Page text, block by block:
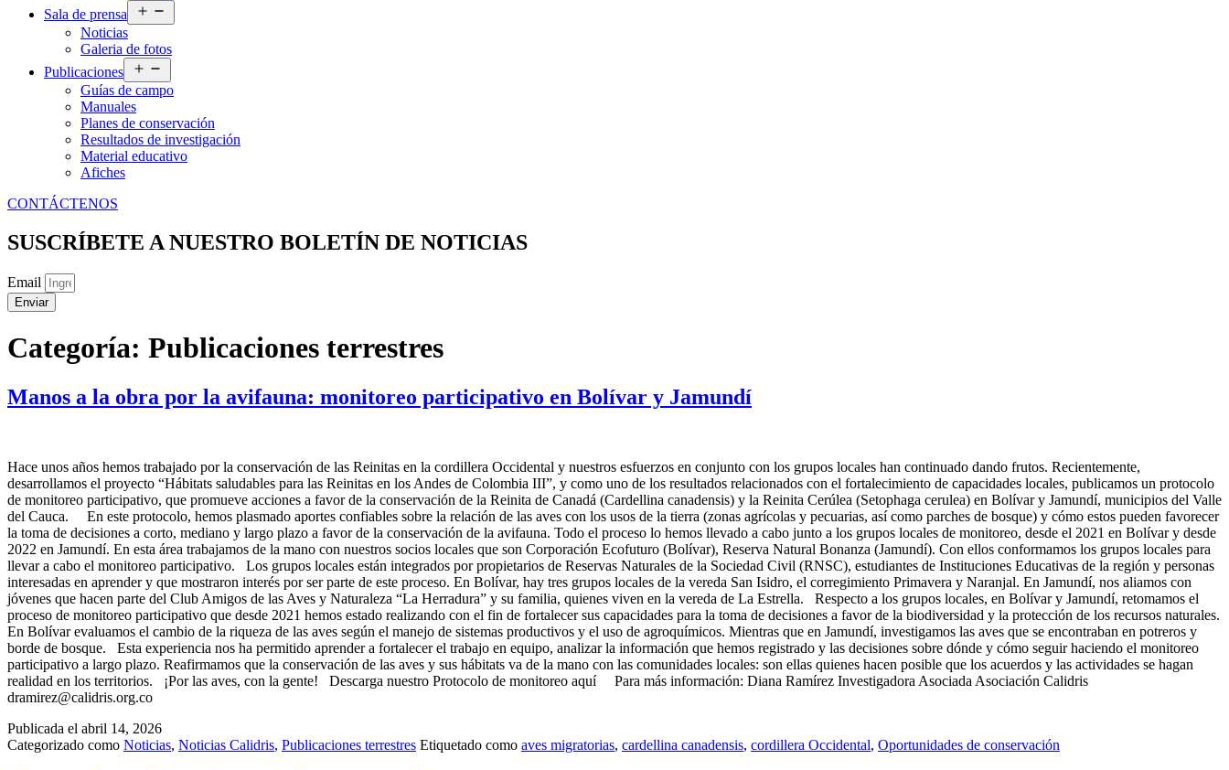
Sala de prensa
el
Noticias
Galeria de fotos
Publicaciones
el
menú
Guías de campo
Manuales
Planes de conservación
Resultados de investigación
Material educativo
Afiches
CONTÁCTENOS
SUSCRÍBETE A NUESTRO BOLETÍN DE NOTICIAS
Email
Enviar
Categoría: Publicaciones terrestres
Manos a la obra por la avifauna: monitoreo participativo en Bolívar y Jamundí
Hace unos años hemos trabajado por la conservación de las Reinitas en la cordillera Occidental y nuestros esfuerzos en conjunto con los grupos locales han continuado dando frutos. Recientemente,
desarrollamos el proyecto “Hábitats saludables para las Reinitas en los Andes de Colombia III”, y como uno de los resultados relacionados con el fortalecimiento de capacidades locales, publicamos un protocolo
de monitoreo participativo, que promueve acciones a favor de la conservación de la Reinita de Canadá (Cardellina canadensis) y la Reinita Cerúlea (Setophaga cerulea) en Bolívar y Jamundí, municipios del Valle
del Cauca. En este protocolo, hemos plasmado aportes confiables sobre la relación de las aves con los usos de la tierra (zonas agrícolas y pecuarias, así como parches de bosque) y cómo estos pueden favorecer
la toma de decisiones a corto, mediano y largo plazo a favor de la conservación de la avifauna. Todo el proceso lo hemos llevado a cabo junto a los grupos locales de monitoreo, desde el 2021 en Bolívar y desde
2022 en Jamundí. En esta área trabajamos de la mano con nuestros socios locales que son Corporación Ecofuturo (Bolívar), Reserva Natural Bonanza (Jamundí). Con ellos conformamos los grupos locales para
llevar a cabo el monitoreo participativo. Los grupos locales están integrados por propietarios de Reservas Naturales de la Sociedad Civil (RNSC), estudiantes de Instituciones Educativas de la región y personas
interesadas en aprender y que mostraron interés por ser parte de este proceso. En Bolívar, hay tres grupos locales de la vereda San Isidro, el corregimiento Primavera y Naranjal. En Jamundí, nos aliamos con
jóvenes que hacen parte del Club Amigos de las Aves y Naturaleza “La Herradura” y su familia, quienes viven en la vereda de La Estrella. Respecto a los grupos locales, en Bolívar y Jamundí, retomamos el
proceso de monitoreo participativo que desde 2021 hemos estado realizando con el fin de fortalecer sus capacidades para la toma de decisiones a favor de la biodiversidad y la protección de los recursos naturales.
En Bolívar evaluamos el cambio de la riqueza de las aves según el manejo de sistemas productivos y el uso de agroquímicos. Mientras que en Jamundí, investigamos las aves que se encontraban en potreros y
borde de bosque. Esta experiencia nos ha permitido aprender a fortalecer el trabajo en equipo, analizar la información que hemos registrado y las decisiones sobre dónde y cómo seguir haciendo el monitoreo
participativo a largo plazo. Reafirmamos que la conservación de las aves y sus hábitats va de la mano con las comunidades locales: son ellas quienes hacen posible que los acuerdos y las actividades se hagan
realidad en los territorios. ¡Por las aves, con la gente! Descarga nuestro Protocolo de monitoreo aquí Para más información: Diana Ramírez Investigadora Asociada Asociación Calidris
dramirez@calidris.org.co
Publicada el abril 14, 2026
Categorizado como Noticias, Noticias Calidris, Publicaciones terrestres Etiquetado como aves migratorias, cardellina canadensis, cordillera Occidental, Oportunidades de conservación